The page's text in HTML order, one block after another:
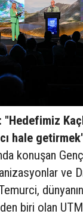
"Hedefimiz
hale
konuşan
ve
biri olan